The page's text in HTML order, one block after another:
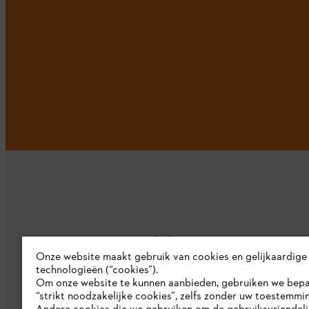
Bedrijf
Over ons
Pers
Onze website maakt gebruik van cookies en gelijkaardige
technologieën (“cookies”).
Om onze website te kunnen aanbieden, gebruiken we
“strikt noodzakelijke cookies”, zelfs zonder uw